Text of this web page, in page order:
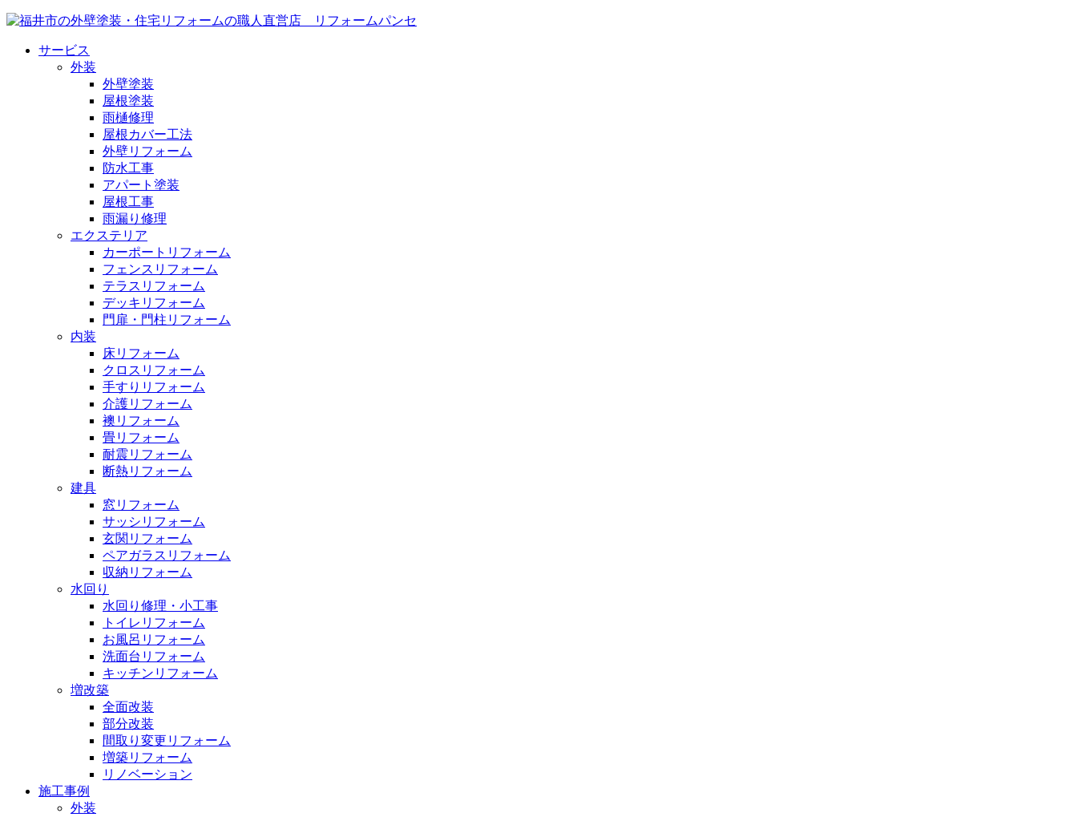
サービス
外装
外壁塗装
屋根塗装
雨樋修理
屋根カバー工法
外壁リフォーム
防水工事
アパート塗装
屋根工事
雨漏り修理
エクステリア
カーポートリフォーム
フェンスリフォーム
テラスリフォーム
デッキリフォーム
門扉・門柱リフォーム
内装
床リフォーム
クロスリフォーム
手すりリフォーム
介護リフォーム
襖リフォーム
畳リフォーム
耐震リフォーム
断熱リフォーム
建具
窓リフォーム
サッシリフォーム
玄関リフォーム
ペアガラスリフォーム
収納リフォーム
水回り
水回り修理・小工事
トイレリフォーム
お風呂リフォーム
洗面台リフォーム
キッチンリフォーム
増改築
全面改装
部分改装
間取り変更リフォーム
増築リフォーム
リノベーション
施工事例
外装